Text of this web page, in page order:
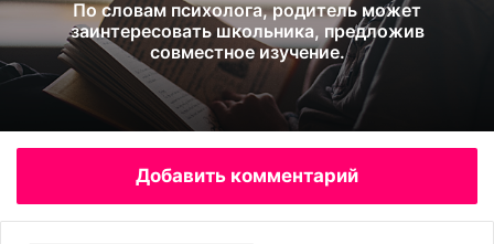
По словам психолога, родитель может
заинтересовать школьника, предложив
совместное изучение.
Добавить комментарий